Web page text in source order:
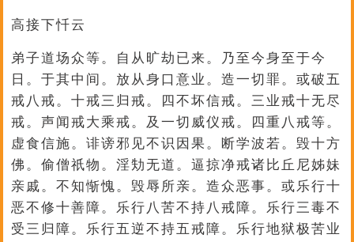
高接下忏云
弟子道场众等。自从旷劫已来。乃至今身至于今
日。于其中间。放从身口意业。造一切罪。或破五
戒八戒。十戒三归戒。四不坏信戒。三业戒十无尽
戒。声闻戒大乘戒。及一切威仪戒。四重八戒等。
虚食信施。诽谤邪见不识因果。断学波若。毁十方
佛。偷僧祇物。淫劮无道。逼掠净戒诸比丘尼姊妹
亲戚。不知惭愧。毁辱所亲。造众恶事。或乐行十
恶不修十善障。乐行八苦不持八戒障。乐行三毒不
受三归障。乐行五逆不持五戒障。乐行地狱极苦业